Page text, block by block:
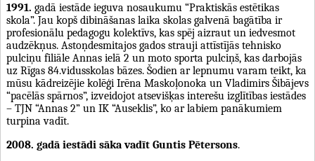
1991. gadā iestāde ieguva nosaukumu “Praktiskās estētikas
skola”. Jau kopš dibināšanas laika skolas galvenā bagātība ir
profesionālu pedagogu kolektīvs, kas spēj aizraut un iedvesmot
audzēkņus. Astoņdesmitajos gados strauji attīstījās tehnisko
pulciņu filiāle Annas ielā 2 un moto sporta pulciņš, kas darbojās
uz Rīgas 84.vidusskolas bāzes. Šodien ar lepnumu varam teikt, ka
mūsu kādreizējie kolēģi Irēna Maskoļonoka un Vladimirs Šibājevs
“pacēlās spārnos”, izveidojot atsevišķas interešu izglītības iestādes
– TJN “Annas 2” un IK “Auseklis”, ko ar labiem panākumiem
turpina vadīt.
2008. gadā iestādi sāka vadīt Guntis Pētersons.